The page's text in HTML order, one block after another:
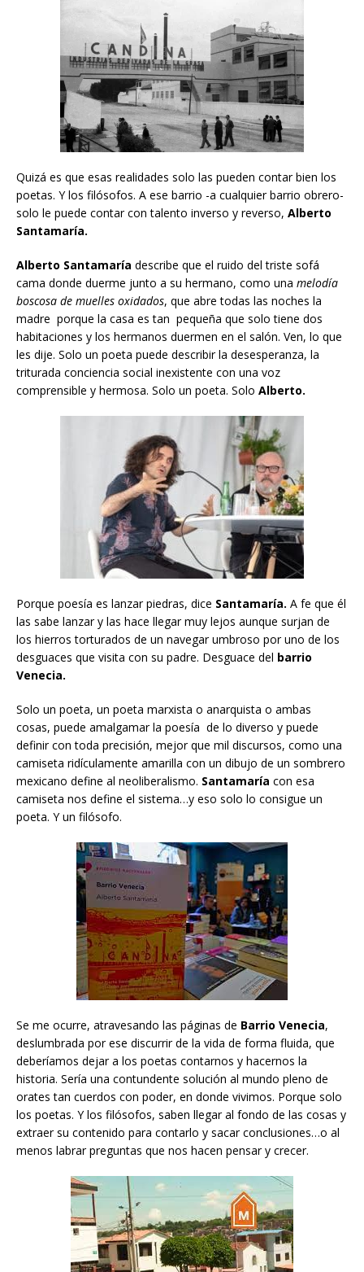
Quizá es que esas realidades solo las pueden contar bien los
poetas. Y los filósofos. A ese barrio -a cualquier barrio obrero-
solo le puede contar con talento inverso y reverso, Alberto
Santamaría.
Alberto Santamaría describe que el ruido del triste sofá
cama donde duerme junto a su hermano, como una melodía
boscosa de muelles oxidados, que abre todas las noches la
madre porque la casa es tan pequeña que solo tiene dos
habitaciones y los hermanos duermen en el salón. Ven, lo que
les dije. Solo un poeta puede describir la desesperanza, la
triturada conciencia social inexistente con una voz
comprensible y hermosa. Solo un poeta. Solo Alberto.
Porque poesía es lanzar piedras, dice Santamaría. A fe que él
las sabe lanzar y las hace llegar muy lejos aunque surjan de
los hierros torturados de un navegar umbroso por uno de los
desguaces que visita con su padre. Desguace del barrio
Venecia.
Solo un poeta, un poeta marxista o anarquista o ambas
cosas, puede amalgamar la poesía de lo diverso y puede
definir con toda precisión, mejor que mil discursos, como una
camiseta ridículamente amarilla con un dibujo de un sombrero
mexicano define al neoliberalismo. Santamaría con esa
camiseta nos define el sistema…y eso solo lo consigue un
poeta. Y un filósofo.
Se me ocurre, atravesando las páginas de Barrio Venecia,
deslumbrada por ese discurrir de la vida de forma fluida, que
deberíamos dejar a los poetas contarnos y hacernos la
historia. Sería una contundente solución al mundo pleno de
orates tan cuerdos con poder, en donde vivimos. Porque solo
los poetas. Y los filósofos, saben llegar al fondo de las cosas y
extraer su contenido para contarlo y sacar conclusiones…o al
menos labrar preguntas que nos hacen pensar y crecer.